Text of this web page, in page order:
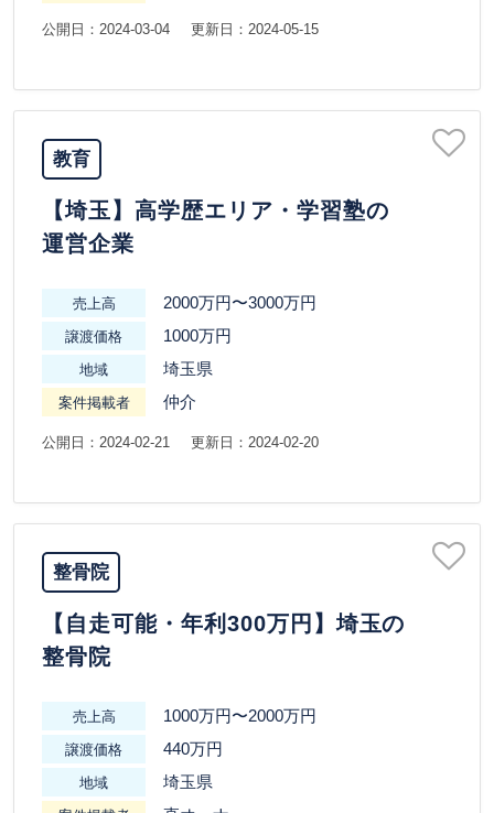
公開日：2024-03-04 更新日：2024-05-15
教育
【埼玉】高学歴エリア・学習塾の
運営企業
売上高 2000万円〜3000万円
譲渡価格 1000万円
地域 埼玉県
案件掲載者 仲介
公開日：2024-02-21 更新日：2024-02-20
整骨院
【自走可能・年利300万円】埼玉の
整骨院
売上高 1000万円〜2000万円
譲渡価格 440万円
地域 埼玉県